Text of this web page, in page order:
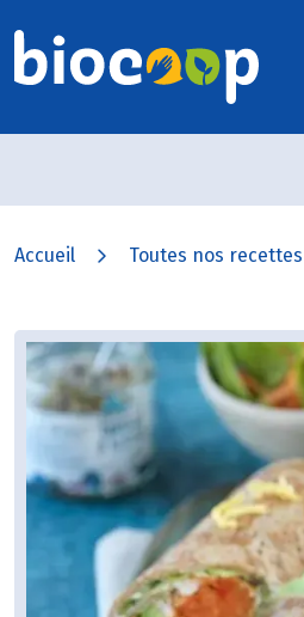
Accueil Toutes nos recettes